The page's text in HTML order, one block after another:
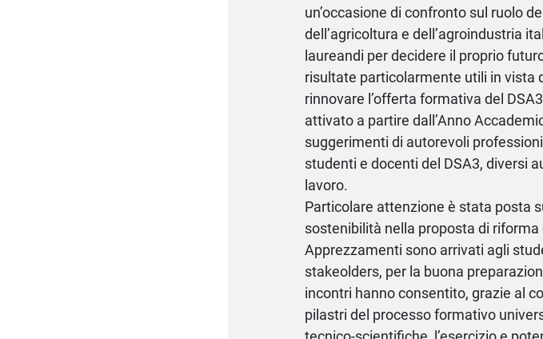
un’occasione di confronto sul ruolo
dell’agricoltura e dell’agroindustria
laureandi per decidere il proprio
risultate particolarmente utili in vista
rinnovare l’offerta formativa del
attivato a partire dall’Anno
suggerimenti di autorevoli
studenti e docenti del DSA3, diversi
lavoro.
Particolare attenzione è stata posta
sostenibilità nella proposta di
Apprezzamenti sono arrivati agli
stakeolders, per la buona
incontri hanno consentito, grazie al
pilastri del processo formativo